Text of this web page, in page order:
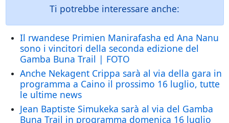
Ti potrebbe interessare anche:
Il rwandese Primien Manirafasha ed Ana Nanu
sono i vincitori della seconda edizione del
Gamba Buna Trail | FOTO
Anche Nekagent Crippa sarà al via della gara in
programma a Caino il prossimo 16 luglio, tutte
le ultime news
Jean Baptiste Simukeka sarà al via del Gamba
Buna Trail in programma domenica 16 luglio